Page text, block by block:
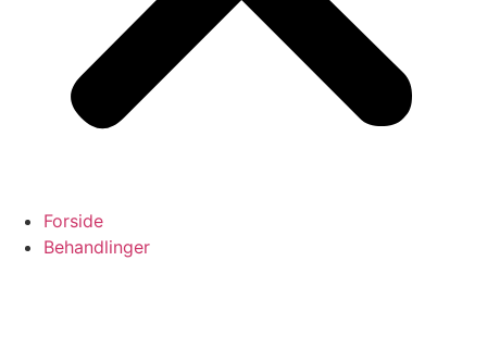
Forside
Behandlinger